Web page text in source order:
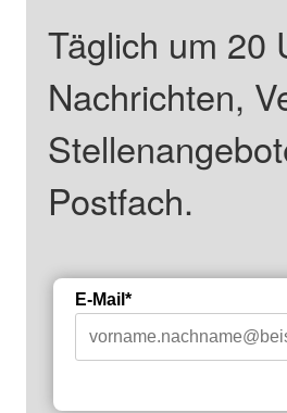
Täglich um 20
Nachrichten,
Postfach.
E-Mail*